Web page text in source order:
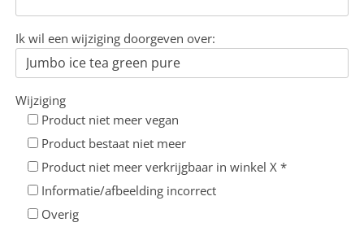
Ik wil een wijziging doorgeven over:
Wijziging
Product niet meer vegan
Product bestaat niet meer
Product niet meer verkrijgbaar in winkel X *
Informatie/afbeelding incorrect
Overig